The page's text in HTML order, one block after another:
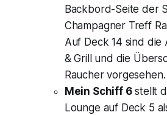
Backbord-Seite der
Champagner Treff
Auf Deck 14 sind die
& Grill und die
Raucher vorgesehen.
Mein Schiff 6stellt
Lounge auf Deck 5